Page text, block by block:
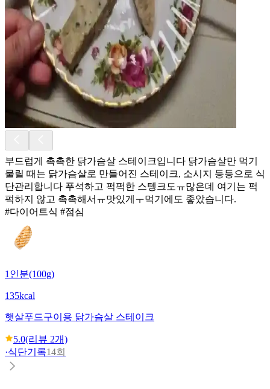
부드럽게 촉촉한 닭가슴살 스테이크입니다 닭가슴살만 먹기
물릴 때는 닭가슴살로 만들어진 스테이크, 소시지 등등으로 식
단관리합니다 푸석하고 퍽퍽한 스텡크도ㅠ많은데 여기는 퍽
퍽하지 않고 촉촉해서ㅠ맛있게ㅜ먹기에도 좋았습니다.
#다이어트식 #점심
1인분(100g)
135kcal
햇살푸드구이용 닭가슴살 스테이크
5.0(리뷰 2개)
·식단기록14회